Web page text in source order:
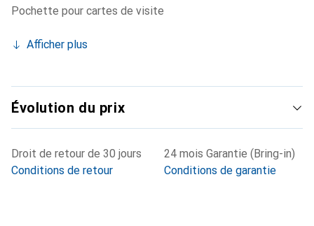
Pochette pour cartes de visite
Afficher plus
Évolution du prix
Droit de retour de 30 jours
Conditions de retour
24 mois Garantie (Bring-in)
Conditions de garantie